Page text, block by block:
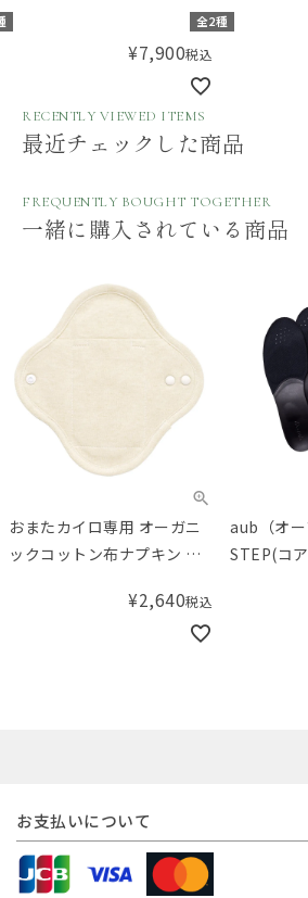
全2種
¥7,900税込
RECENTLY VIEWED ITEMS
最近チェックした商品
FREQUENTLY BOUGHT TOGETHER
一緒に購入されている商品
おまたカイロ専用 オーガニ
ックコットン布ナプキン プ
¥2,640税込
aub（オー
STEP(コ
お支払いについて